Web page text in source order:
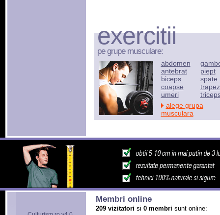
exercitii
pe grupe musculare:
abdomen
antebrat
biceps
coapse
umeri
piept
spate
trapez
alege grupa
musculara
Membri online
209 vizitatori si 0 membri sunt online: